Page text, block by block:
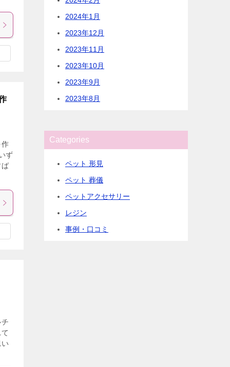
作
ず
ば
2024年1月
2023年12月
2023年11月
2023年10月
2023年9月
2023年8月
Categories
ペット 形見
ペット 葬儀
ペットアクセサリー
レジン
事例・口コミ